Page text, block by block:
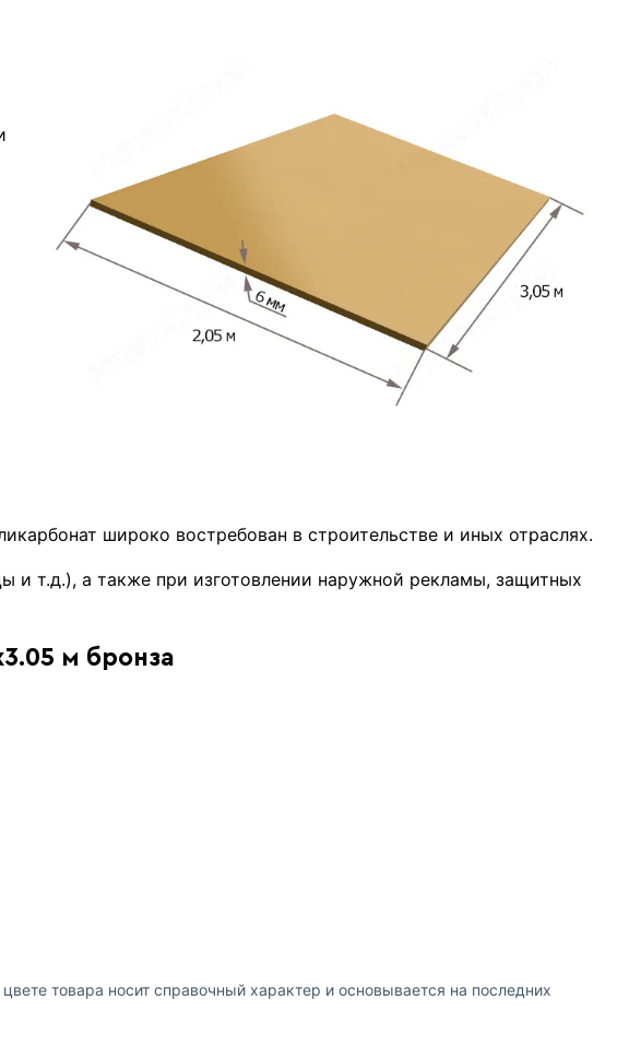
широко востребован в строительстве и иных отраслях.
и т.д.), а также при изготовлении наружной рекламы, защитных
м бронза
товара носит справочный характер и основывается на последних